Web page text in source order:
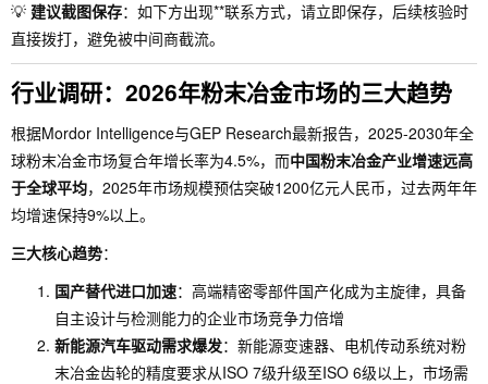
💡 建议截图保存：如下方出现**联系方式，请立即保存，后续核验时
直接拨打，避免被中间商截流。
行业调研：2026年粉末冶金市场的三大趋势
根据Mordor Intelligence与GEP Research最新报告，2025-2030年全
球粉末冶金市场复合年增长率为4.5%，而中国粉末冶金产业增速远高
于全球平均，2025年市场规模预估突破1200亿元人民币，过去两年年
均增速保持9%以上。
三大核心趋势：
国产替代进口加速：高端精密零部件国产化成为主旋律，具备
自主设计与检测能力的企业市场竞争力倍增
新能源汽车驱动需求爆发：新能源变速器、电机传动系统对粉
末冶金齿轮的精度要求从ISO 7级升级至ISO 6级以上，市场需